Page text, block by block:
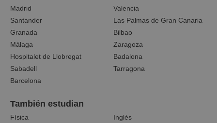
Madrid
Valencia
Santander
Las Palmas de Gran Canaria
Granada
Bilbao
Málaga
Zaragoza
Hospitalet de Llobregat
Badalona
Sabadell
Tarragona
Barcelona
También estudian
Física
Inglés